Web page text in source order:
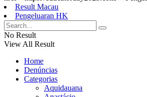
Result Macau
Pengeluaran HK
No Result
View All Result
Home
Denúncias
Categorias
Aquidauana